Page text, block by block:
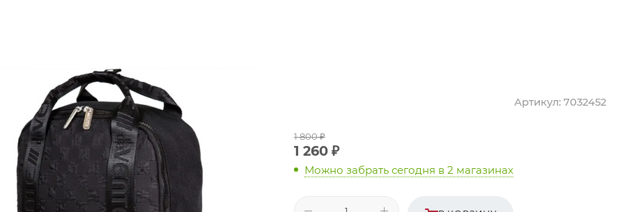
Артикул: 7032452
1 800₽
1 260₽
Можно забрать сегодня в 2 магазинах